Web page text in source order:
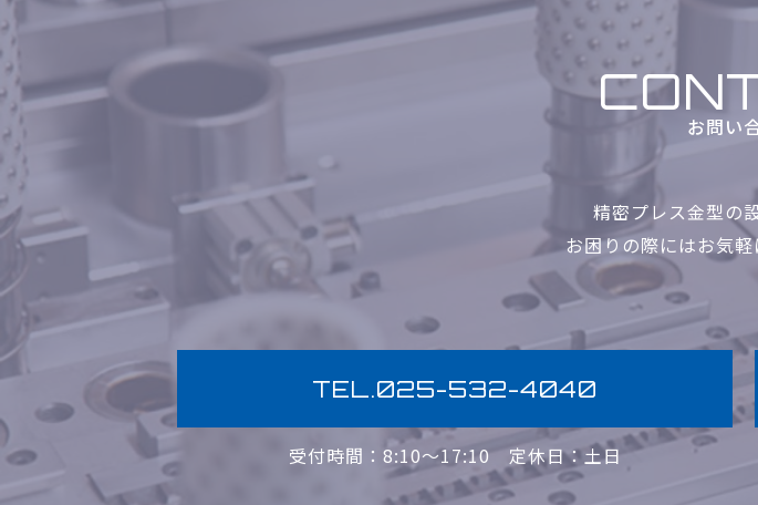
お問い
精密プレス金型の
お困りの際にはお気軽
TEL.025-532-4040
受付時間：8:10〜17:10定休日：土日